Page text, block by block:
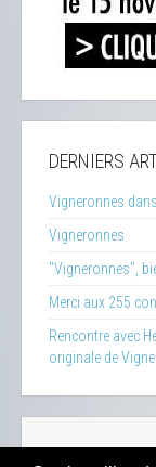
DERNIERS
Vigneronnes
Vigneronnes
"Vigneronnes",
Merci aux 255
Rencontre avec
originale de